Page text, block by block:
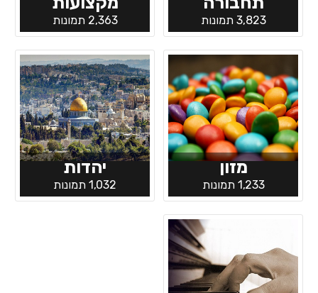
3,823 תמונות 2,363 תמונות
מזון
1,233 תמונות
יהדות
1,032 תמונות